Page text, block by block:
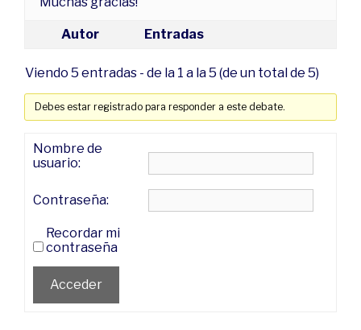
Autor Entradas
Viendo 5 entradas - de la 1 a la 5 (de un total de 5)
Debes estar registrado para responder a este debate.
Nombre de
usuario:
Contraseña:
Recordar mi
contraseña
Acceder